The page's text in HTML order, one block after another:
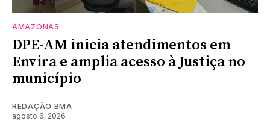
AMAZONAS
DPE-AM inicia atendimentos em
Envira e amplia acesso à Justiça no
município
REDAÇÃO BMA
agosto 6, 2026